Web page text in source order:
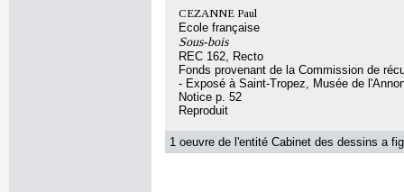
CEZANNE Paul
Ecole française
Sous-bois
REC 162, Recto
Fonds provenant de la Commission de
- Exposé à Saint-Tropez, Musée de
Notice p. 52
Reproduit
1 oeuvre de l'entité Cabinet des dessins a